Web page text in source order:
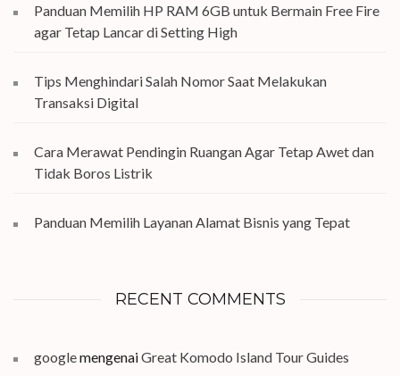
Panduan Memilih HP RAM 6GB untuk Bermain Free Fire
agar Tetap Lancar di Setting High
Tips Menghindari Salah Nomor Saat Melakukan
Transaksi Digital
Cara Merawat Pendingin Ruangan Agar Tetap Awet dan
Tidak Boros Listrik
Panduan Memilih Layanan Alamat Bisnis yang Tepat
RECENT COMMENTS
googlemengenaiGreat Komodo Island Tour Guides